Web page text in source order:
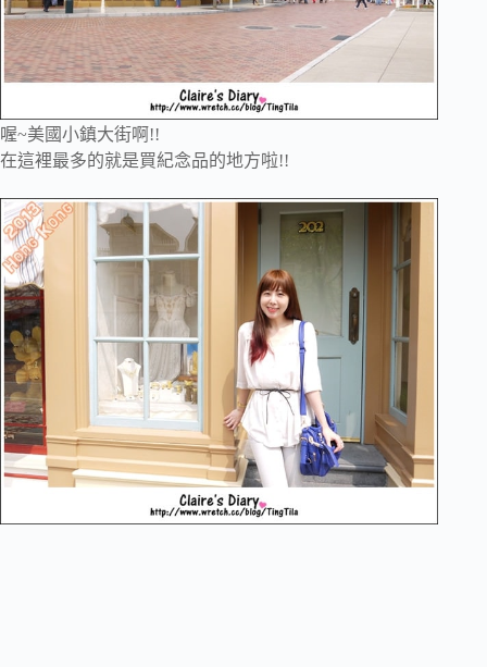
喔~美國小鎮大街啊!!
在這裡最多的就是買紀念品的地方啦!!